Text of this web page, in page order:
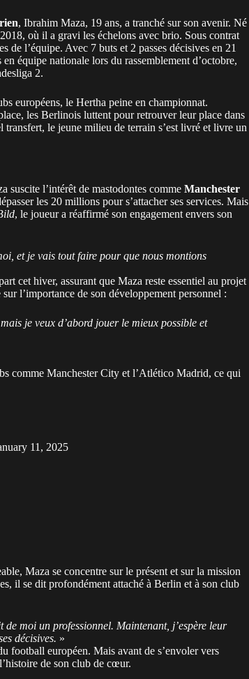
, Ibrahim Maza, 19 ans, a tranché sur son avenir. Né
où il a gravi les échelons avec brio. Sous contrat
de l’équipe. Avec 7 buts et 2 passes décisives en 21
équipe nationale lors du rassemblement d’octobre,
2.
européens, le Hertha peine en championnat.
les Berlinois luttent pour retrouver leur place dans
le jeune milieu de terrain s’est livré et livre un
suscite l’intérêt de mastodontes comme Manchester
les 20 millions pour s’attacher ses services. Mais
, le joueur a réaffirmé son engagement envers son
et je vais tout faire pour que nous montions
cet hiver, assurant que Maza reste essentiel au projet
l’importance de son développement personnel :
je veux d’abord jouer le mieux possible et
comme Manchester City et l’Atlético Madrid, ce qui
11, 2025
Maza se concentre sur le présent et sur la mission
il se dit profondément attaché à Berlin et à son club
moi un professionnel. Maintenant, j’espère leur
décisives. »
football européen. Mais avant de s’envoler vers
de son club de cœur.